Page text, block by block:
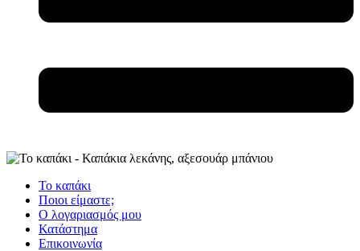
Το καπάκι
Ποιοι είμαστε;
Ο λογαριασμός μου
Κατάστημα
Επικοινωνία